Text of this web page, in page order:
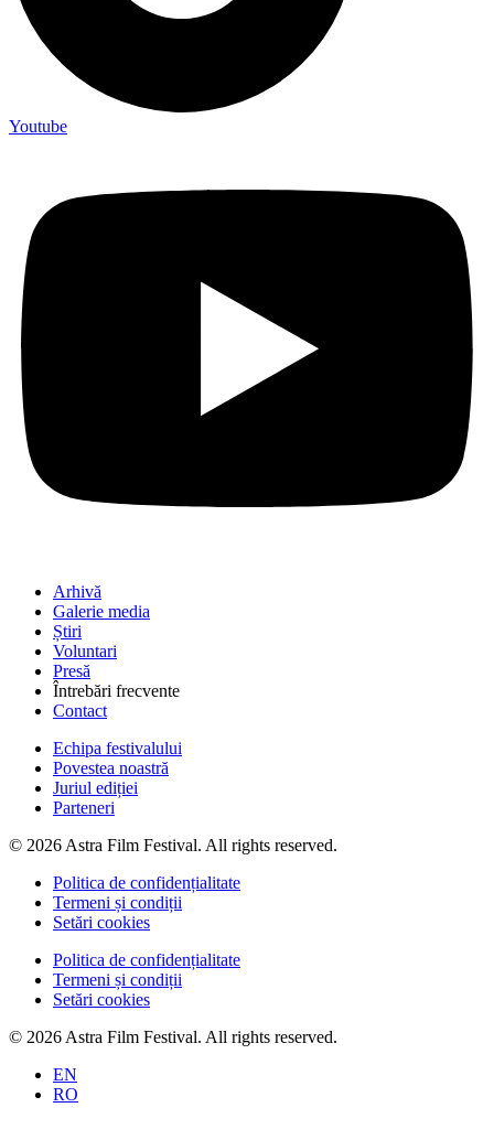
Youtube
Arhivă
Galerie media
Știri
Voluntari
Presă
Întrebări frecvente
Contact
Echipa festivalului
Povestea noastră
Juriul ediției
Parteneri
© 2026 Astra Film Festival. All rights reserved.
Politica de confidențialitate
Termeni și condiții
Setări cookies
Politica de confidențialitate
Termeni și condiții
Setări cookies
© 2026 Astra Film Festival. All rights reserved.
EN
RO